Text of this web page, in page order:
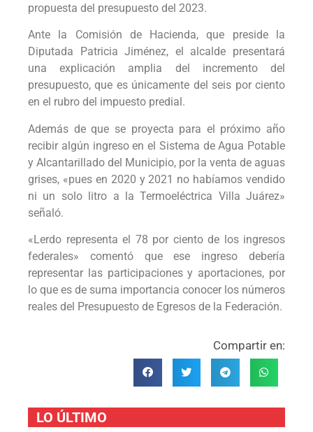
propuesta del presupuesto del 2023.
Ante la Comisión de Hacienda, que preside la
Diputada Patricia Jiménez, el alcalde presentará
una explicación amplia del incremento del
presupuesto, que es únicamente del seis por ciento
en el rubro del impuesto predial.
Además de que se proyecta para el próximo año
recibir algún ingreso en el Sistema de Agua Potable
y Alcantarillado del Municipio, por la venta de aguas
grises, «pues en 2020 y 2021 no habíamos vendido
ni un solo litro a la Termoeléctrica Villa Juárez»
señaló.
«Lerdo representa el 78 por ciento de los ingresos
federales» comentó que ese ingreso debería
representar las participaciones y aportaciones, por
lo que es de suma importancia conocer los números
reales del Presupuesto de Egresos de la Federación.
Compartir en:
LO ÚLTIMO